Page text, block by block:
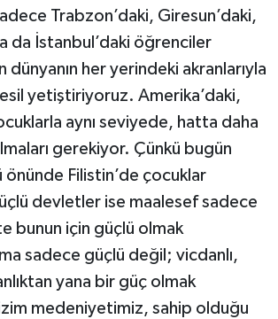
Trabzon’daki, Giresun’daki,
da İstanbul’daki öğrenciler
dünyanın her yerindeki akranlarıyla
yetiştiriyoruz. Amerika’daki,
aynı seviyede, hatta daha
gerekiyor. Çünkü bugün
önünde Filistin’de çocuklar
devletler ise maalesef sadece
bunun için güçlü olmak
sadece güçlü değil; vicdanlı,
yana bir güç olmak
medeniyetimiz, sahip olduğu